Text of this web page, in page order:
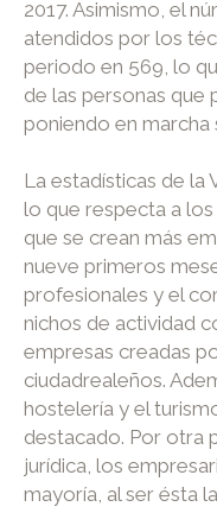
2017. Asimismo, el
atendidos por los
periodo en 569, lo
de las personas que
poniendo en
La estadísticas de la
lo que respecta a
que se crean más
nueve primeros
profesionales y el
nichos de actividad
empresas creadas
ciudadrealeños.
hostelería y el
destacado. Por otra
jurídica, los
mayoría, al ser ésta